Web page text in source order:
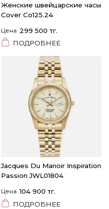
Женские швейцарские часы
Cover Co125.24
Цена 299 500 тг.
ПОДРОБНЕЕ
Jacques Du Manoir Inspiration
Passion JWL01804
Цена 104 900 тг.
ПОДРОБНЕЕ